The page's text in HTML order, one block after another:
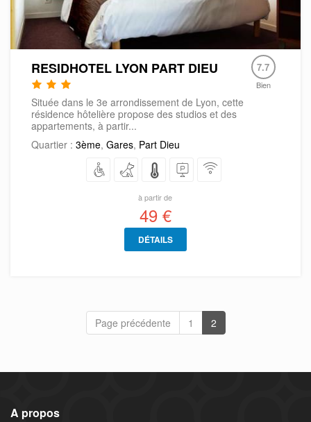
RESIDHOTEL LYON PART DIEU 7.7
Bien
Située dans le 3e arrondissement de Lyon, cette
résidence hôtelière propose des studios et des
appartements, à partir...
Quartier : 3ème, Gares, Part Dieu
à partir de
49 €
DÉTAILS
Page précédente 1 2
A propos